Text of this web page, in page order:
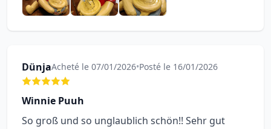
DünjaAcheté le 07/01/2026•Posté le 16/01/2026
Winnie Puuh
So groß und so unglaublich schön!! Sehr gut